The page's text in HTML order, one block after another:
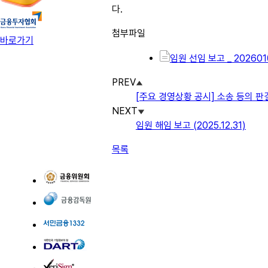
바로가기
다.
첨부파일
임원 선임 보고 _
PREV
[주요 경영상황 공시] 소송 등의 판
NEXT
임원 해임 보고 (2025.12.31)
목록